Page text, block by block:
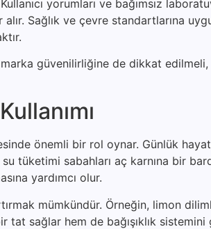
yorumları ve bağımsız
Sağlık ve çevre standartlarına
güvenilirliğine de dikkat edilmeli,
önemli bir rol oynar. Günlük
tüketimi sabahları aç karnına bir
yardımcı olur.
mümkündür. Örneğin, limon
tat sağlar hem de bağışıklık